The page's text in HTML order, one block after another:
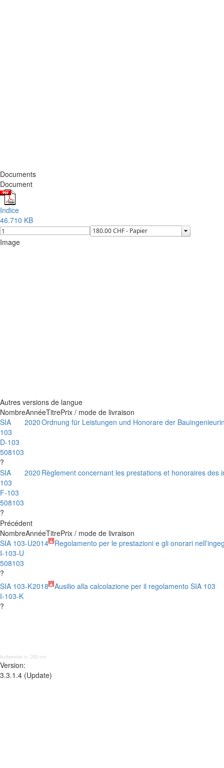
Documents
Document
Indice
46.710 KB
Image
Autres versions de langue
NombreAnnéeTitrePrix / mode de livraison
SIA
103
D-103
508103
?
2020Ordnung für Leistungen und Honorare der
SIA
103
F-103
508103
?
2020 Règlement concernant les prestations et honoraires des
Précédent
NombreAnnéeTitrePrix / mode de livraison
SIA 103-U
I-103-U
508103
?
2014 Regolamento per le prestazioni e gli onorari
SIA 103-K
I-103-K
?
2018 Ausilio alla calcolazione per il regolamento SIA 103
Aufbereitet in: 293 ms;
Version:
3.3.1.4 (Update)